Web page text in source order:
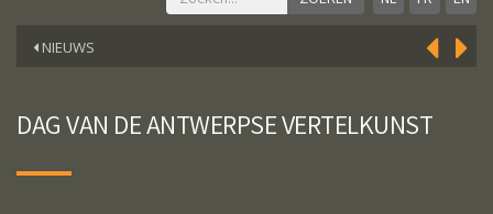
NIEUWS
DAG VAN DE ANTWERPSE VERTELKUNST